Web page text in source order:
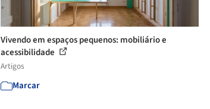
Vivendo em espaços pequenos: mobiliário e
acessibilidade
Artigos
Marcar